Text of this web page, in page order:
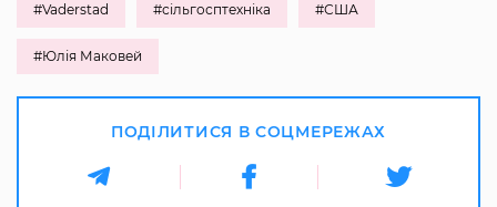
#Vaderstad #сільгосптехніка #США
#Юлія Маковей
ПОДІЛИТИСЯ В СОЦМЕРЕЖАХ